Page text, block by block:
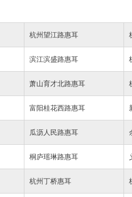
杭州望江路惠耳
滨江滨盛路惠耳
萧山育才北路惠耳
富阳桂花西路惠耳
瓜沥人民路惠耳
桐庐瑶琳路惠耳
杭州丁桥惠耳